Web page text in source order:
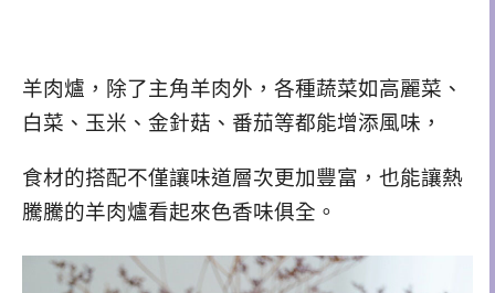
羊肉爐，除了主角羊肉外，各種蔬菜如高麗菜、
白菜、玉米、金針菇、番茄等都能增添風味，
食材的搭配不僅讓味道層次更加豐富，也能讓熱
騰騰的羊肉爐看起來色香味俱全。